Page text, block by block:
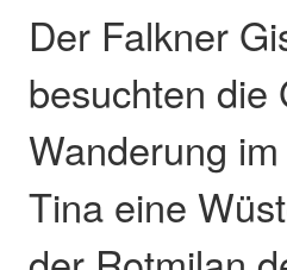
Der Falkner
besuchten die
Wanderung
Tina eine